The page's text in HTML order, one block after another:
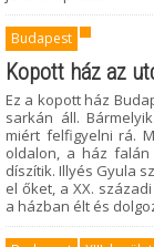
Budapest
Kopott ház az
Ez a kopott ház
sarkán áll.
miért felfigyelni rá.
oldalon, a ház
díszítik. Illyés Gyula
el őket, a XX.
a házban élt és